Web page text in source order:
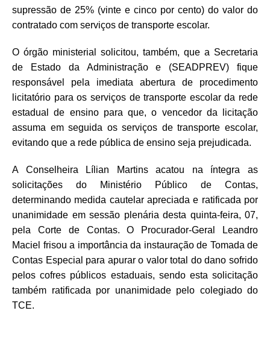
supressão de 25% (vinte e cinco por cento) do valor do
contratado com serviços de transporte escolar.
O órgão ministerial solicitou, também, que a Secretaria
de Estado da Administração e (SEADPREV) fique
responsável pela imediata abertura de procedimento
licitatório para os serviços de transporte escolar da rede
estadual de ensino para que, o vencedor da licitação
assuma em seguida os serviços de transporte escolar,
evitando que a rede pública de ensino seja prejudicada.
A Conselheira Lílian Martins acatou na íntegra as
solicitações do Ministério Público de Contas,
determinando medida cautelar apreciada e ratificada por
unanimidade em sessão plenária desta quinta-feira, 07,
pela Corte de Contas. O Procurador-Geral Leandro
Maciel frisou a importância da instauração de Tomada de
Contas Especial para apurar o valor total do dano sofrido
pelos cofres públicos estaduais, sendo esta solicitação
também ratificada por unanimidade pelo colegiado do
TCE.